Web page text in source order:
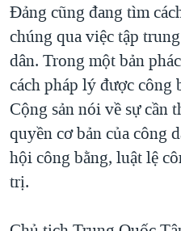
Đảng cũng đang tìm
chúng qua việc tập
dân. Trong một bản
cách pháp lý được công
Cộng sản nói về sự cần
quyền cơ bản của công
hội công bằng, luật lệ
trị.